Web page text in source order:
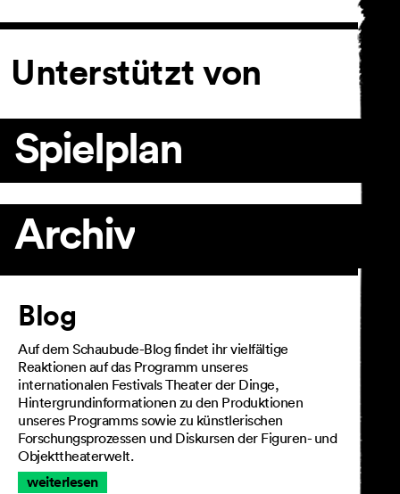
Unterstützt von
Spielplan
Archiv
Artikel
Blog
Auf dem Schaubude-Blog findet ihr vielfältige
Reaktionen auf das Programm unseres
internationalen Festivals Theater der Dinge,
Hintergrundinformationen zu den Produktionen
unseres Programms sowie zu künstlerischen
Forschungsprozessen und Diskursen der Figuren- und
Objekttheaterwelt.
weiterlesen